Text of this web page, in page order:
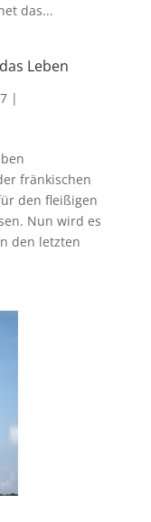
das...
Leben
|
fränkischen
den fleißigen
Nun wird es
den letzten